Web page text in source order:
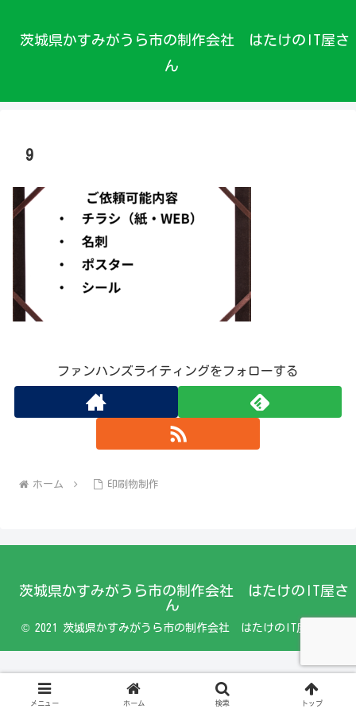
茨城県かすみがうら市の制作会社 はたけのIT屋さ
ん
9
ファンハンズライティングをフォローする
ホーム 印刷物制作
茨城県かすみがうら市の制作会社 はたけのIT屋さ
ん
© 2021 茨城県かすみがうら市の制作会社 はたけのIT屋さん.
メニュー ホーム 検索 トップ